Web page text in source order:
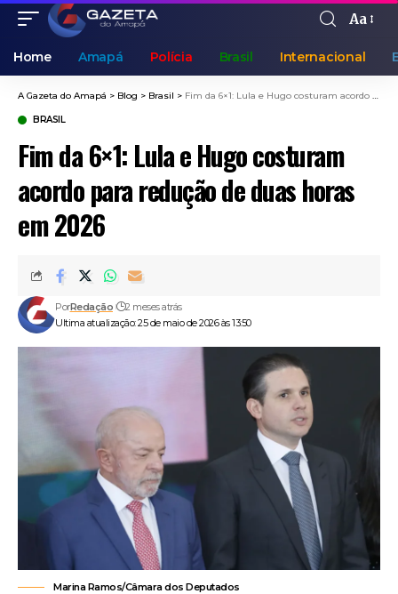
Aa
Home Amapá Polícia Brasil Internacional
A Gazeta do Amapá > Blog > Brasil > Fim da 6×1: Lula e Hugo costuram acordo para redução de duas horas em 2026
BRASIL
Fim da 6×1: Lula e Hugo costuram
acordo para redução de duas horas
em 2026
Ultima atualização: 25 de maio de 2026 às 13:50
PorRedação 2 meses atrás
Marina Ramos/Câmara dos Deputados